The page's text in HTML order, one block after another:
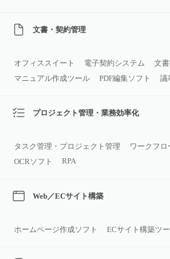
文書・契約管理
オフィススイート 電子契約システム
文
マニュアル作成ツール
PDF編集ソフト 議
プロジェクト管理・業務効率化
タスク管理・プロジェクト管理
ワークフロ
OCRソフト
RPA
Web／ECサイト構築
ホームページ作成ソフト ECサイト構築ツ